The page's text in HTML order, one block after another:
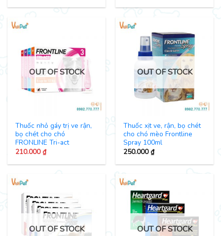
OUT OF STOCK
Thuốc nhỏ gáy trị ve rận,
bọ chét cho chó
FRONLINE Tri-act
210.000₫
OUT OF STOCK
Thuốc xịt ve, rận, bọ chét
cho chó mèo Frontline
Spray 100ml
250.000₫
OUT OF STOCK OUT OF STOCK